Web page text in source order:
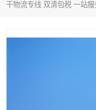
干物流专线 双清包税 一站服
中欧班列
蒙古乌兰巴托双清包